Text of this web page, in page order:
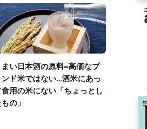
まい日本酒の原料=高価なブ
ンド米ではない...酒米にあっ
食用の米にない「ちょっとし
の」